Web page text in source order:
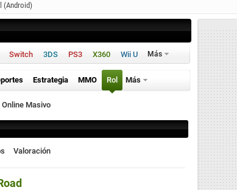
(Android)
Switch 3DS PS3 X360 Wii U Más
Estrategia MMO Rol Más
Masivo
Valoración